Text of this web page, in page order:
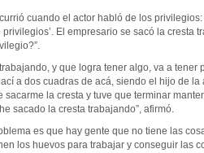
cuando el actor habló de los
El empresario se sacó la cresta
y que logra tener algo, va a tener
a dos cuadras de acá, siendo el hijo de la
la cresta y tuve que terminar
sacado la cresta trabajando”, afirmó.
es que hay gente que no tiene las
los huevos para trabajar y conseguir las